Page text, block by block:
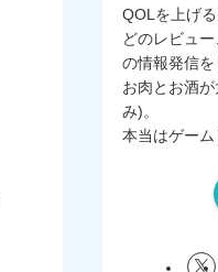
QOLを上げ
どのレビュ
の情報発信を
お肉とお酒
み)。
本当はゲーム